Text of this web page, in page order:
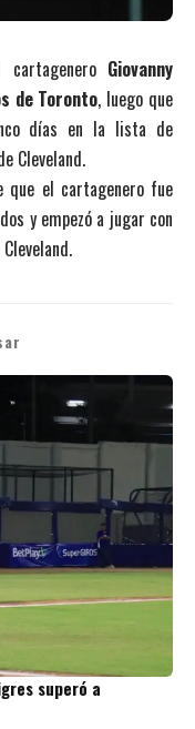
Giovanny
de Toronto, luego que
días en la lista de
Cleveland.
que el cartagenero fue
y empezó a jugar con
superó a